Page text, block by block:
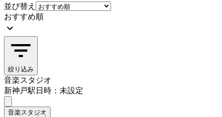
並び替え
おすすめ順
絞り込み
音楽スタジオ
新神戸駅日時：未設定
音楽スタジオ